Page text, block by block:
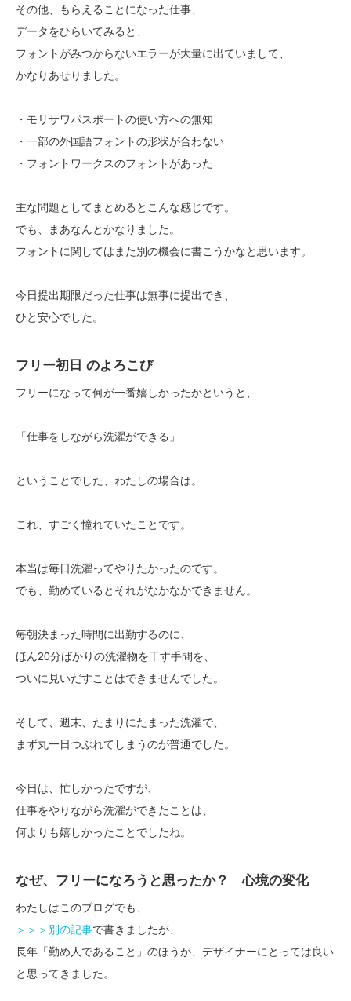
その他、もらえることになった仕事、
データをひらいてみると、
フォントがみつからないエラーが大量に出ていまして、
かなりあせりました。
・モリサワパスポートの使い方への無知
・一部の外国語フォントの形状が合わない
・フォントワークスのフォントがあった
主な問題としてまとめるとこんな感じです。
でも、まあなんとかなりました。
フォントに関してはまた別の機会に書こうかなと思います。
今日提出期限だった仕事は無事に提出でき、
ひと安心でした。
フリー初日 のよろこび
フリーになって何が一番嬉しかったかというと、
「仕事をしながら洗濯ができる」
ということでした、わたしの場合は。
これ、すごく憧れていたことです。
本当は毎日洗濯ってやりたかったのです。
でも、勤めているとそれがなかなかできません。
毎朝決まった時間に出勤するのに、
ほん20分ばかりの洗濯物を干す手間を、
ついに見いだすことはできませんでした。
そして、週末、たまりにたまった洗濯で、
まず丸一日つぶれてしまうのが普通でした。
今日は、忙しかったですが、
仕事をやりながら洗濯ができたことは、
何よりも嬉しかったことでしたね。
なぜ、フリーになろうと思ったか？ 心境の変化
わたしはこのブログでも、
＞＞＞別の記事で書きましたが、
長年「勤め人であること」のほうが、デザイナーにとっては良い
と思ってきました。